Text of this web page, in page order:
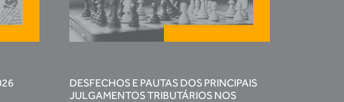
DESFECHOS E PAUTAS DOS PRINCIPAIS
JULGAMENTOS TRIBUTÁRIOS NOS